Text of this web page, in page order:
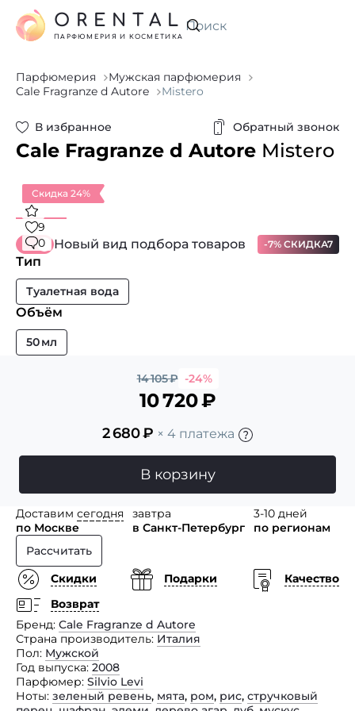
Искать
ORENTAL
ПАРФЮМЕРИЯ И КОСМЕТИКА
Парфюмерия
Мужская парфюмерия
Cale Fragranze d Autore
Mistero
В избранное Обратный звонок
Cale Fragranze d Autore Mistero
Скидка 24%
9
0
Новый вид подбора товаров -7% СКИДКА7
Тип
Туалетная вода
Объём
50 мл
14 105₽ -24%
10 720₽
2 680₽ × 4 платежа
В корзину
Доставим сегодня
по Москве
завтра
в Санкт-Петербург
3-10 дней
по регионам
Рассчитать
Скидки
Подарки
Качество
Возврат
Бренд Cale Fragranze d Autore
Страна производитель Италия
Пол Мужской
Год выпуска 2008
Парфюмер Silvio Levi
Ноты зеленый ревень, мята, ром, рис, стручковый